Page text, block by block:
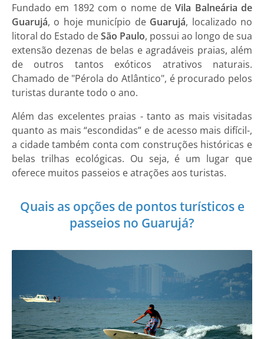
Fundado em 1892 com o nome deVila Balneária de
Guarujá, o hoje município de Guarujá, localizado no
litoral do Estado deSão Paulo, possui ao longo de sua
extensão dezenas de belas e agradáveis praias, além
de outros tantos exóticos atrativos naturais.
Chamado de "Pérola do Atlântico", é procurado pelos
turistas durante todo o ano.
Além das excelentes praias - tanto as mais visitadas
quanto as mais “escondidas” e de acesso mais difícil-,
a cidade também conta com construções históricas e
belas trilhas ecológicas. Ou seja, é um lugar que
oferece muitos passeios e atrações aos turistas.
Quais as opções de pontos turísticos e
passeios no Guarujá?